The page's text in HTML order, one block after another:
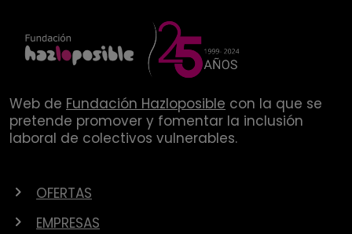
Web de Fundación Hazloposible con la que se
pretende promover y fomentar la inclusión
laboral de colectivos vulnerables.
OFERTAS
EMPRESAS